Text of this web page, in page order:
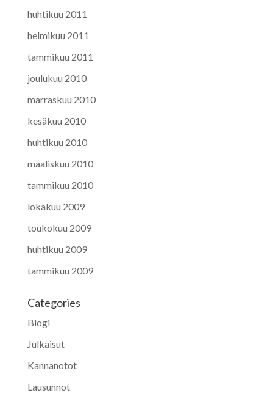
huhtikuu 2011
helmikuu 2011
tammikuu 2011
joulukuu 2010
marraskuu 2010
kesäkuu 2010
huhtikuu 2010
maaliskuu 2010
tammikuu 2010
lokakuu 2009
toukokuu 2009
huhtikuu 2009
tammikuu 2009
Categories
Blogi
Julkaisut
Kannanotot
Lausunnot